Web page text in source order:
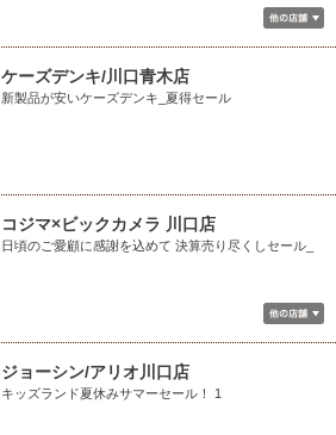
ケーズデンキ/川口青木店
新製品が安いケーズデンキ_夏得セール
コジマ×ビックカメラ 川口店
日頃のご愛顧に感謝を込めて 決算売り尽くしセール_
ジョーシン/アリオ川口店
キッズランド夏休みサマーセール！ 1